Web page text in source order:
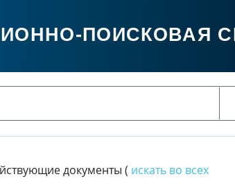
ПОИСКОВАЯ
документы ( искать во всех